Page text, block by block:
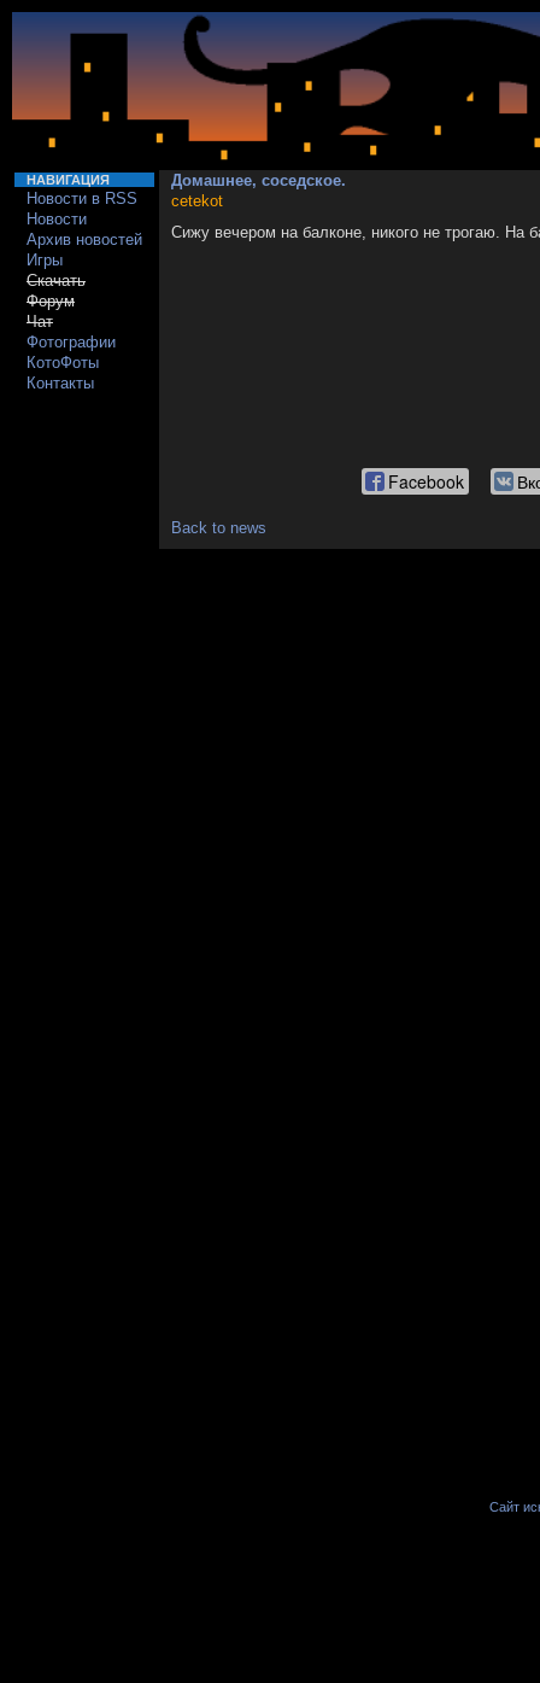
НАВИГАЦИЯ
Новости в RSS
Новости
Архив новостей
Игры
Скачать
Форум
Чат
Фотографии
КотоФоты
Контакты
Домашнее, соседское.
cetekot
Сижу вечером на балконе, никого не трогаю. На
Facebook
Back to news
Сайт